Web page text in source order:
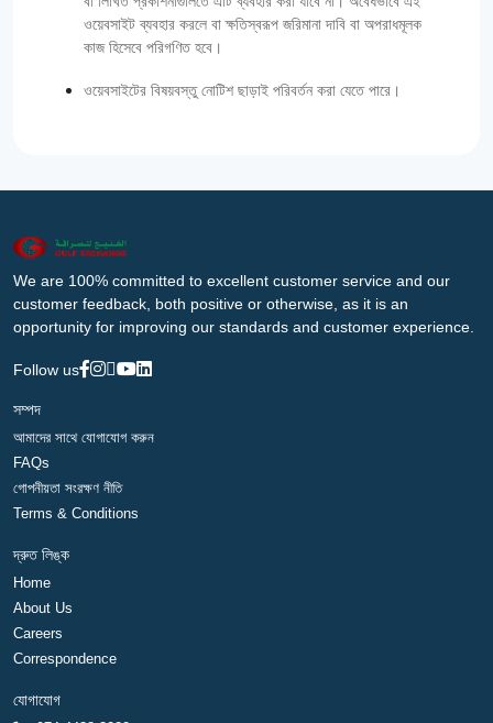
ওয়েবসাইট ব্যবহার করলে বা ক্ষতিস্বরূপ জরিমানা দাবি বা অপরাধমূলক
কাজ হিসেবে পরিগণিত হবে।
ওয়েবসাইটের বিষয়বস্তু নোটিশ ছাড়াই পরিবর্তন করা যেতে পারে।
We are 100% committed to excellent customer service and our
customer feedback, both positive or otherwise, as it is an
opportunity for improving our standards and customer experience.
Follow us
সম্পদ
আমাদের সাথে যোগাযোগ করুন
FAQs
গোপনীয়তা সংরক্ষণ নীতি
Terms & Conditions
দ্রুত লিঙ্ক
Home
About Us
Careers
Correspondence
যোগাযোগ